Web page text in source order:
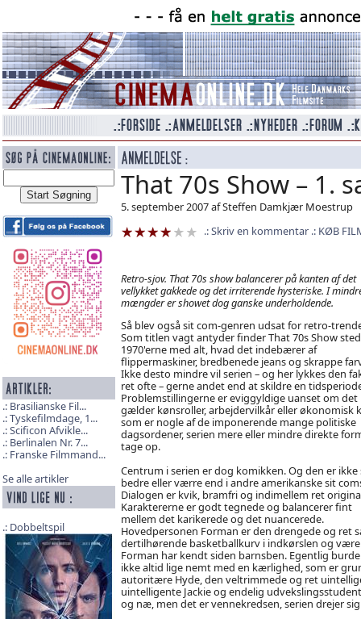
Brasilianske Fil...
Tyskefilmdage, 1...
Scificon Afvikle...
Berlinalen Nr. 7...
Franske Filmmand...
Se alle artikler
Dobbeltspil
That 70s Show – 1.
5. september 2007 af Steffen Damkjær Moestrup
Skriv en kommentar
KØB
Retro-sjov. That 70s show balancerer på kanten af det
vellykket gakkede og det irriterende hysteriske. I
mængder er showet dog ganske underholdende.
Så blev også sit com-genren udsat for retro-
Som titlen vagt antyder finder That 70s Show
1970'erne med alt, hvad det indebærer af
flippermaskiner, bredbenede jeans og skrappe
Ikke desto mindre vil serien – og her lykkes den
ret ofte – gerne andet end at skildre en
Problemstillingerne er eviggyldige uanset om det
gælder kønsroller, arbejdervilkår eller økonomisk
som er nogle af de imponerende mange politiske
dagsordener, serien mere eller mindre direkte
tage op.
Centrum i serien er dog komikken. Og den er
bedre eller værre end i andre amerikanske sit
Dialogen er kvik, bramfri og indimellem ret
Karaktererne er godt tegnede og balancerer fint
mellem det karikerede og det nuancerede.
Hovedpersonen Forman er den drengede og ret
dertilhørende basketballkurv i indkørslen og
Forman har kendt siden barnsben. Egentlig
ikke altid lige nemt med en kærlighed, som er
autoritære Hyde, den veltrimmede og ret
uintelligente Jackie og endelig
og næ, men det er vennekredsen, serien drejer